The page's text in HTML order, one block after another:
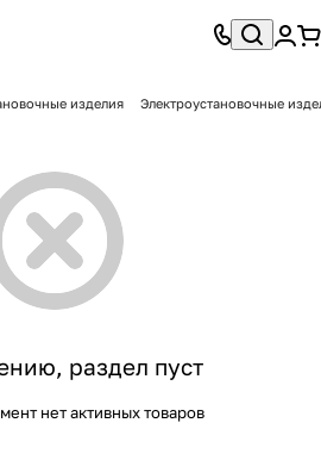
изделия Электроустановочные
раздел пуст
нет активных товаров